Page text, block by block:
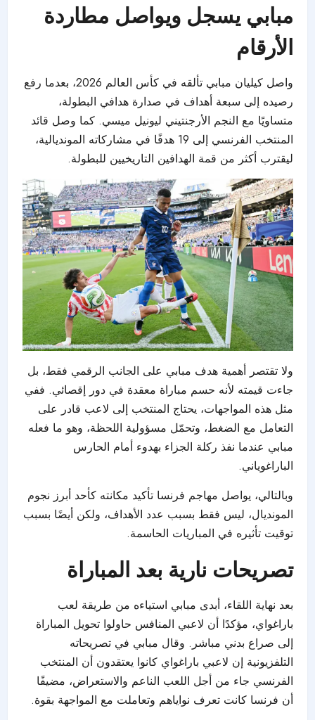
مبابي يسجل ويواصل مطاردة
الأرقام
واصل كيليان مبابي تألقه في كأس العالم 2026، بعدما رفع
رصيده إلى سبعة أهداف في صدارة هدافي البطولة،
متساويًا مع النجم الأرجنتيني ليونيل ميسي. كما وصل قائد
المنتخب الفرنسي إلى 19 هدفًا في مشاركاته المونديالية،
ليقترب أكثر من قمة الهدافين التاريخيين للبطولة.
ولا تقتصر أهمية هدف مبابي على الجانب الرقمي فقط، بل
جاءت قيمته لأنه حسم مباراة معقدة في دور إقصائي. ففي
مثل هذه المواجهات، يحتاج المنتخب إلى لاعب قادر على
التعامل مع الضغط، وتحمّل مسؤولية اللحظة، وهو ما فعله
مبابي عندما نفذ ركلة الجزاء بهدوء أمام الحارس
الباراغوياني.
وبالتالي، يواصل مهاجم فرنسا تأكيد مكانته كأحد أبرز نجوم
المونديال، ليس فقط بسبب عدد الأهداف، ولكن أيضًا بسبب
توقيت تأثيره في المباريات الحاسمة.
تصريحات نارية بعد المباراة
بعد نهاية اللقاء، أبدى مبابي استياءه من طريقة لعب
باراغواي، مؤكدًا أن لاعبي المنافس حاولوا تحويل المباراة
إلى صراع بدني مباشر. وقال مبابي في تصريحاته
التلفزيونية إن لاعبي باراغواي كانوا يعتقدون أن المنتخب
الفرنسي جاء من أجل اللعب الناعم والاستعراض، مضيفًا
أن فرنسا كانت تعرف نواياهم وتعاملت مع المواجهة بقوة.